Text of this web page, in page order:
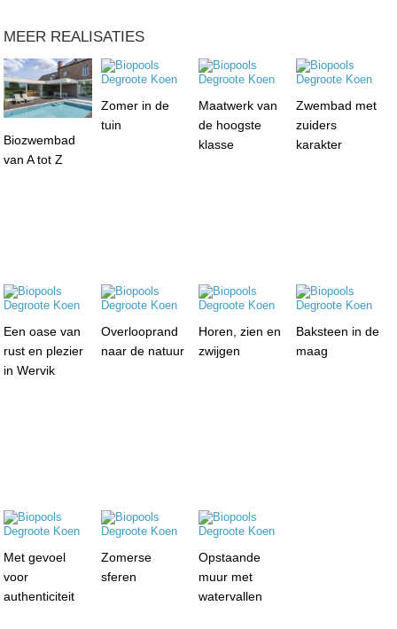
MEER REALISATIES
Biozwembad
van A tot Z
Zomer in de
tuin
Maatwerk van
de hoogste
klasse
Zwembad met
zuiders
karakter
Een oase van
rust en plezier
in Wervik
Overlooprand
naar de natuur
Horen, zien en
zwijgen
Baksteen in de
maag
Met gevoel
voor
authenticiteit
Zomerse
sferen
Opstaande
muur met
watervallen